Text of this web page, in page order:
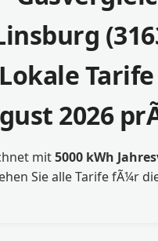
Lokale
2026
mit5000 kWh
Sie alle Tarife fÃ¼r